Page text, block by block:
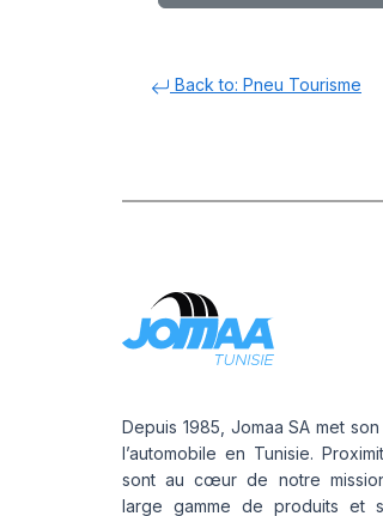
Back to: Pneu Tourisme
Depuis 1985, Jomaa SA met
l’automobile en Tunisie.
sont au cœur de notre
large gamme de produits et